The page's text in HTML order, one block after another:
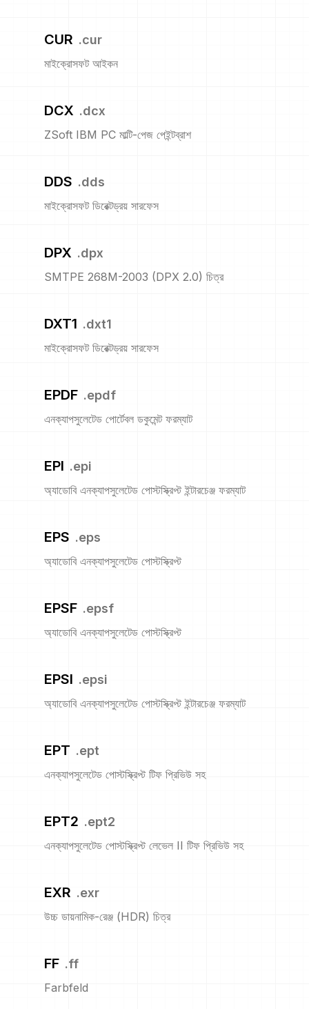
CUR .cur
মাইক্রোসফট আইকন
DCX .dcx
ZSoft IBM PC মাল্টি-পেজ পেইন্টব্রাশ
DDS .dds
মাইক্রোসফট ডিরেক্টড্রয় সারফেস
DPX .dpx
SMTPE 268M-2003 (DPX 2.0) চিত্র
DXT1 .dxt1
মাইক্রোসফট ডিরেক্টড্রয় সারফেস
EPDF .epdf
এনক্যাপসুলেটেড পোর্টেবল ডকুমেন্ট ফরম্যাট
EPI .epi
অ্যাডোবি এনক্যাপসুলেটেড পোস্টস্ক্রিপ্ট ইন্টারচেঞ্জ ফরম্যাট
EPS .eps
অ্যাডোবি এনক্যাপসুলেটেড পোস্টস্ক্রিপ্ট
EPSF .epsf
অ্যাডোবি এনক্যাপসুলেটেড পোস্টস্ক্রিপ্ট
EPSI .epsi
অ্যাডোবি এনক্যাপসুলেটেড পোস্টস্ক্রিপ্ট ইন্টারচেঞ্জ ফরম্যাট
EPT .ept
এনক্যাপসুলেটেড পোস্টস্ক্রিপ্ট টিফ প্রিভিউ সহ
EPT2 .ept2
এনক্যাপসুলেটেড পোস্টস্ক্রিপ্ট লেভেল II টিফ প্রিভিউ সহ
EXR .exr
উচ্চ ডায়নামিক-রেঞ্জ (HDR) চিত্র
FF .ff
Farbfeld